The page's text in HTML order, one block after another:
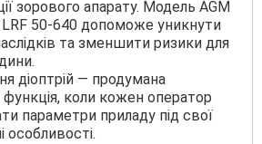
зорового апарату. Модель AGM
LRF 50-640 допоможе уникнути
та зменшити ризики для
діоптрій — продумана
коли кожен оператор
параметри приладу під свої
особливості.